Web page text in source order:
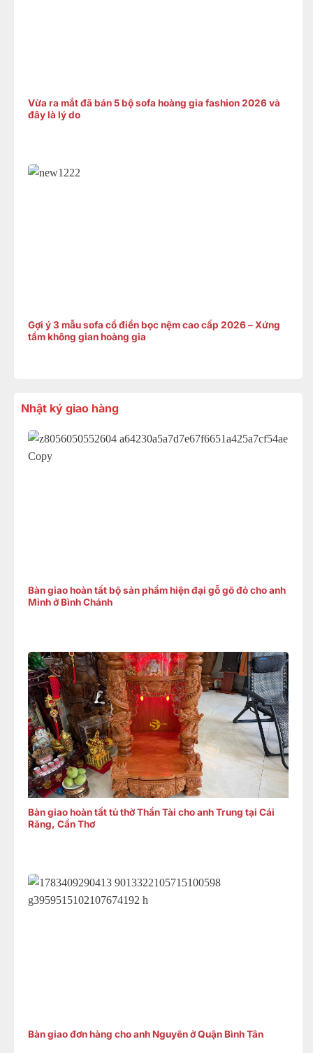
Vừa ra mắt đã bán 5 bộ sofa hoàng gia fashion 2026 và
đây là lý do
Gợi ý 3 mẫu sofa cổ điển bọc nệm cao cấp 2026 – Xứng
tầm không gian hoàng gia
Nhật ký giao hàng
Bàn giao hoàn tất bộ sản phẩm hiện đại gỗ gõ đỏ cho anh
Minh ở Bình Chánh
Bàn giao hoàn tất tủ thờ Thần Tài cho anh Trung tại Cái
Răng, Cần Thơ
Bàn giao đơn hàng cho anh Nguyên ở Quận Bình Tân